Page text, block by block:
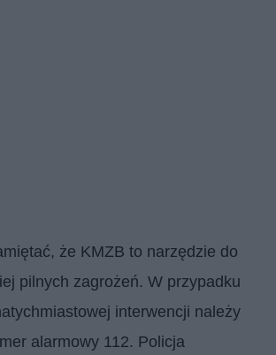
że KMZB to narzędzie do
pilnych zagrożeń. W przypadku
interwencji należy
alarmowy 112. Policja